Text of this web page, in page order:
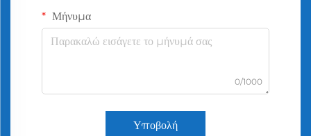
Μήνυμα
0/1000
Υποβολή